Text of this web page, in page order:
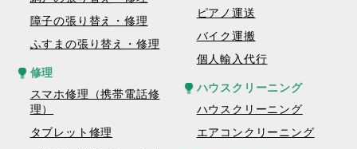
障子の張り替え・修理
ふすまの張り替え・修理
修理
スマホ修理（携帯電話修
理）
タブレット修理
ピアノ運送
バイク運搬
個人輸入代行
ハウスクリーニング
ハウスクリーニング
エアコンクリーニング